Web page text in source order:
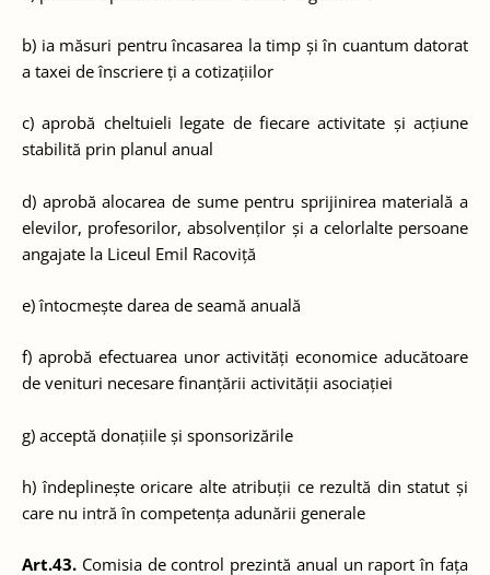
b) ia măsuri pentru încasarea la timp și în cuantum datorat
a taxei de înscriere ți a cotizațiilor
c) aprobă cheltuieli legate de fiecare activitate și acțiune
stabilită prin planul anual
d) aprobă alocarea de sume pentru sprijinirea materială a
elevilor, profesorilor, absolvenților și a celorlalte persoane
angajate la Liceul Emil Racoviță
e) întocmește darea de seamă anuală
f) aprobă efectuarea unor activități economice aducătoare
de venituri necesare finanțării activității asociației
g) acceptă donațiile și sponsorizările
h) îndeplinește oricare alte atribuții ce rezultă din statut și
care nu intră în competența adunării generale
Art.43. Comisia de control prezintă anual un raport în fața